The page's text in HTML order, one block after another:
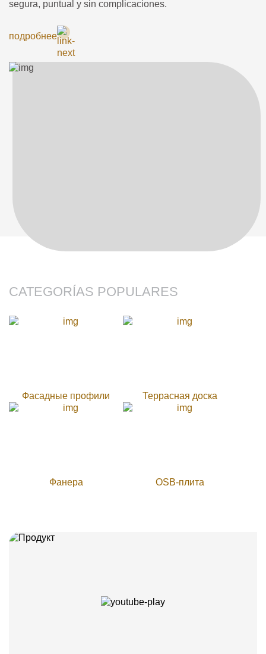
segura, puntual y sin complicaciones.
подробнее
CATEGORÍAS POPULARES
Фасадные профили Террасная доска
Фанера OSB-плита